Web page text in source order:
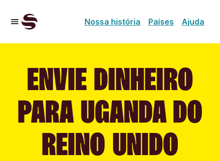
Nossa história Países Ajuda
ENVIE DINHEIRO
PARA UGANDA DO
REINO UNIDO